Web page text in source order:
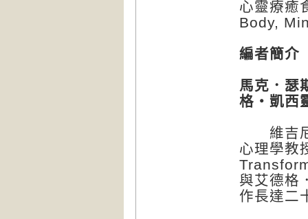
心靈療癒
Body,
編者簡介
馬克．瑟
格・凱西
維吉尼
心理學教
與艾德格
作長達二